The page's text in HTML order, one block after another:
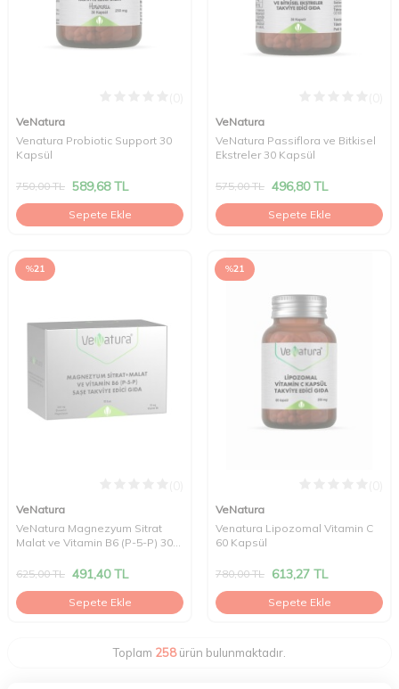
VeNatura
Venatura Probiotic Support 30
Kapsül
750,00TL 589,68TL
Sepete Ekle
VeNatura
VeNatura Passiflora ve Bitkisel
Ekstreler 30 Kapsül
575,00TL 496,80TL
Sepete Ekle
%21
VeNatura
VeNatura Magnezyum Sitrat
Malat ve Vitamin B6 (P-5-P) 30
625,00TL 491,40TL
Sepete Ekle
%21
VeNatura
Venatura Lipozomal Vitamin C
60 Kapsül
780,00TL 613,27 TL
Sepete Ekle
Toplam 258ürün bulunmaktadır.